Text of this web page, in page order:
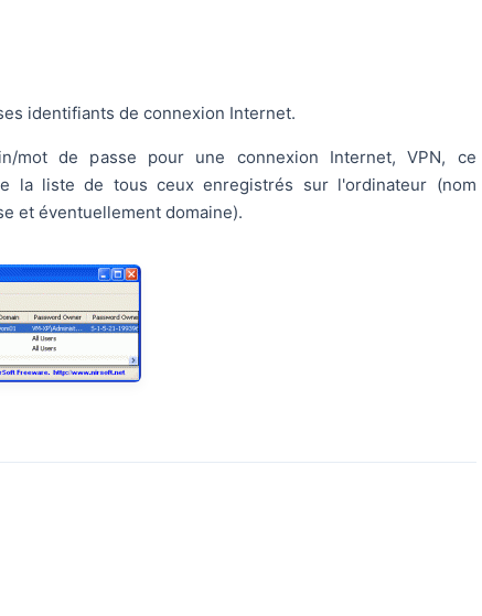
identifiants de connexion Internet.
mot de passe pour une connexion Internet, VPN, ce
la liste de tous ceux enregistrés sur l'ordinateur (nom
et éventuellement domaine).